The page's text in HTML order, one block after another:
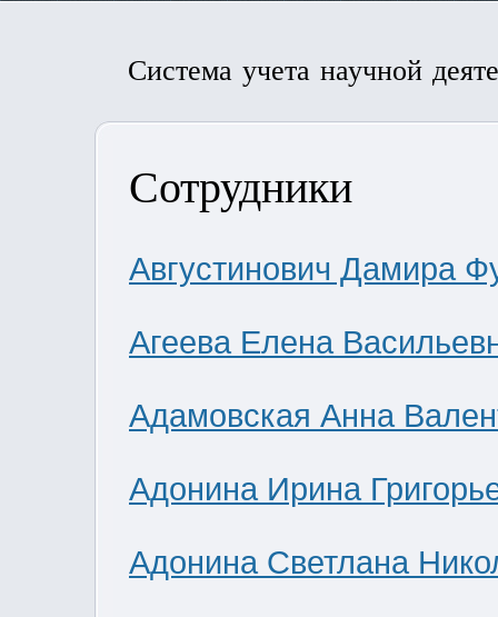
Система учета научной
Сотрудники
Августинович Дамира
Агеева Елена
Адамовская Анна
Адонина Ирина
Адонина Светлана